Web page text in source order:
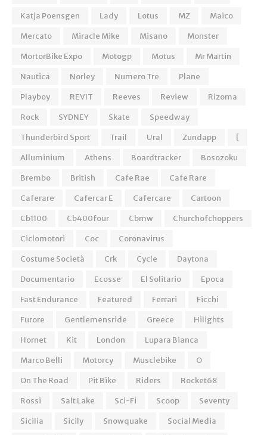
Katja Poensgen
Lady Lotus MZ
Maico
Mercato
Miracle Mike Misano
Monster
MortorBike Expo
Motogp Motus
Mr Martin
Nautica
Norley Numero Tre
Plane
Playboy
REVIT Reeves Review
Rizoma
Rock
SYDNEY Skate
Speedway
Thunderbird Sport
Trail Ural Zundapp
[
Alluminium
Athens Boardtracker
Bosozoku
Brembo
British Cafe Rae
Cafe Rare
Caferare
Cafercar E Cafercare
Cartoon
Cb1100
Cb400four Cbmw
Churchofchoppers
Ciclomotori
Coc
Coronavirus
Costume Società
Crk Cycle
Daytona
Documentario
Ecosse El Solitario
Epoca
Fast Endurance
Featured Ferrari
Ficchi
Furore
Gentlemensride Greece
Hilights
Hornet
Kit London
Lupara Bianca
Marco Belli
Motorcy Musclebike
O
On The Road
Pit Bike Riders
Rocket68
Rossi
Salt Lake Sci-Fi Scoop
Seventy
Sicilia
Sicily Snowquake
Social Media